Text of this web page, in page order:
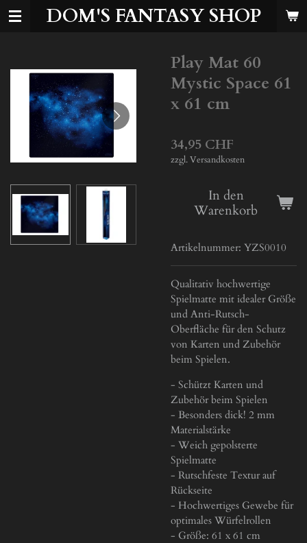
Zum
DOM'S FANTASY SHOP
Play Mat 60
Mystic Space 61
x 61 cm
34,95 CHF
zzgl. Versandkosten
In den
Warenkorb
Artikelnummer: YZS0010
Qualitativ hochwertige
Spielmatte mit idealer Größe
und Anti-Rutsch-
Oberfläche für den Schutz
von Karten und Zubehör
beim Spielen.
- Schützt Karten und
Zubehör beim Spielen
- Besonders dick! 2 mm
Materialstärke
- Weich gepolsterte
Spielmatte
- Rutschfeste Textur auf
Rückseite
- Hochwertiges Gewebe für
optimales Würfelrollen
- Größe: 61 x 61 cm